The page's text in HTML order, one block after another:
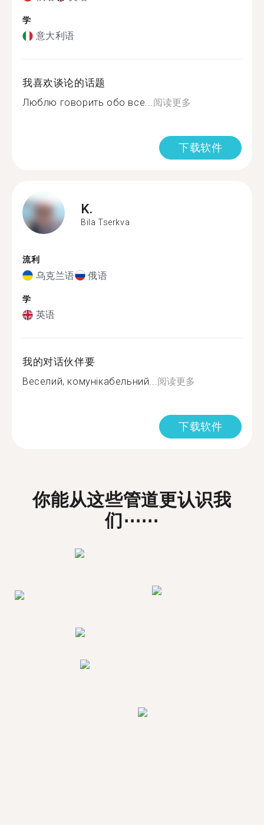
学
意大利语
我喜欢谈论的话题
Люблю говорить обо все...阅读更多
下载软件
K.
Bila Tserkva
流利
乌克兰语 俄语
学
英语
我的对话伙伴要
Веселий, комунікабельний...阅读更多
下载软件
你能从这些管道更认识我
们⋯⋯